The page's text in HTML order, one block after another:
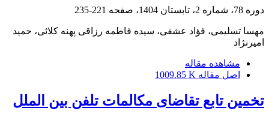
دوره 78، شماره 2، تابستان 1404، صفحه 221-235
مهسا تسلیمی، فؤاد عشقی، سیده فاطمه رزاقی پهنه کلائی، حمید
امیرنژاد
مشاهده مقاله
اصل مقاله 1009.85 K
تخمین تابع تقاضای مکالمات تلفن بین الملل